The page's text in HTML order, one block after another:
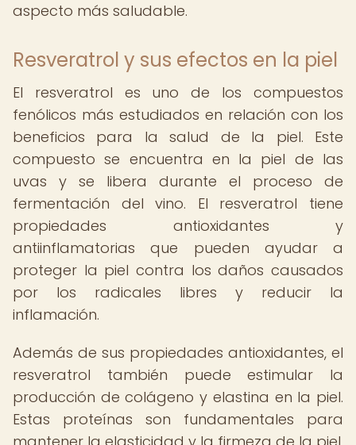
aspecto más saludable.
Resveratrol y sus efectos en la piel
El resveratrol es uno de los compuestos
fenólicos más estudiados en relación con los
beneficios para la salud de la piel. Este
compuesto se encuentra en la piel de las
uvas y se libera durante el proceso de
fermentación del vino. El resveratrol tiene
propiedades antioxidantes y
antiinflamatorias que pueden ayudar a
proteger la piel contra los daños causados
por los radicales libres y reducir la
inflamación.
Además de sus propiedades antioxidantes, el
resveratrol también puede estimular la
producción de colágeno y elastina en la piel.
Estas proteínas son fundamentales para